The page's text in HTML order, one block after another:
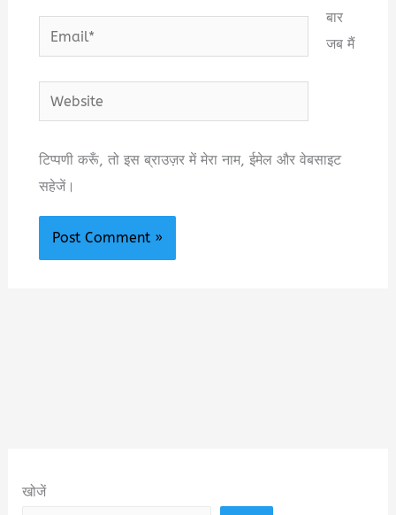
Email*
Website
बार
जब मैं
टिप्पणी करूँ, तो इस ब्राउज़र में मेरा नाम, ईमेल और वेबसाइट
सहेजें।
खोजें